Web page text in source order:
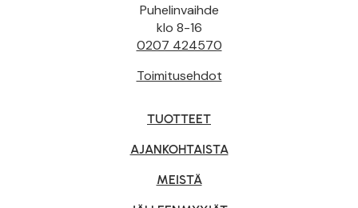
Puhelinvaihde
klo 8-16
0207 424570
Toimitusehdot
TUOTTEET
AJANKOHTAISTA
MEISTÄ